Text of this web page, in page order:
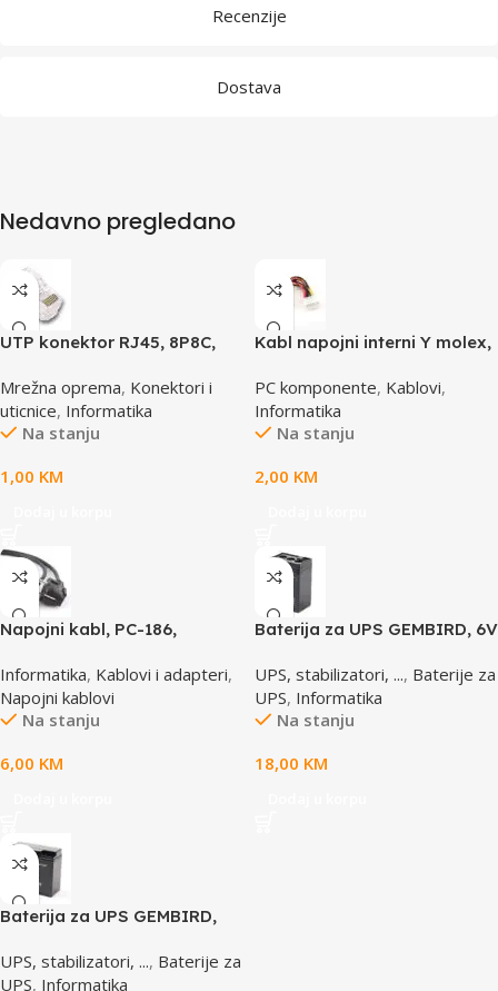
Recenzije
Dostava
Nedavno pregledano
UTP konektor RJ45, 8P8C,
Mrežna oprema, Konektori i
uticnice, Informatika
Na stanju
1,00 KM
Kabl napojni interni Y molex,
4pin 1x female to 2x male
PC komponente, Kablovi,
Informatika
Na stanju
2,00 KM
Napojni kabl, PC-186,
Informatika, Kablovi i adapteri,
Napojni kablovi
Na stanju
6,00 KM
Baterija za UPS GEMBIRD, 6V
UPS, stabilizatori, ..., Baterije za
UPS, Informatika
Na stanju
18,00 KM
Baterija za UPS GEMBIRD,
UPS, stabilizatori, ..., Baterije za
UPS, Informatika